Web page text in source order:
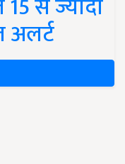
अलर्ट